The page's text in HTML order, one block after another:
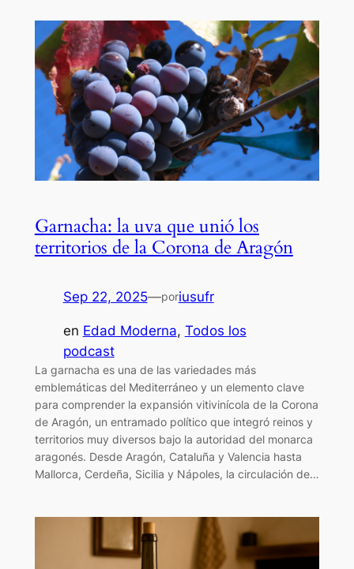
Garnacha: la uva que unió los
territorios de la Corona de Aragón
Sep 22, 2025—poriusufr
en Edad Moderna, Todos los
podcast
La garnacha es una de las variedades más
emblemáticas del Mediterráneo y un elemento clave
para comprender la expansión vitivinícola de la Corona
de Aragón, un entramado político que integró reinos y
territorios muy diversos bajo la autoridad del monarca
aragonés. Desde Aragón, Cataluña y Valencia hasta
Mallorca, Cerdeña, Sicilia y Nápoles, la circulación de…